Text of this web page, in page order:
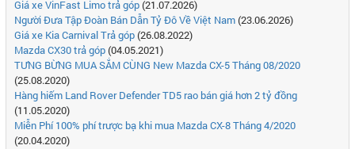
Giá xe VinFast Limo trả góp(21.07.2026)
Người Đưa Tập Đoàn Bán Dẫn Tỷ Đô Về Việt Nam(23.06.2026)
Giá xe Kia Carnival Trả góp(26.08.2022)
Mazda CX30 trả góp(04.05.2021)
TƯNG BỪNG MUA SẮM CÙNG New Mazda CX-5 Tháng 08/2020
(25.08.2020)
Hàng hiếm Land Rover Defender TD5 rao bán giá hơn 2 tỷ đồng
(11.05.2020)
Miễn Phí 100% phí trược bạ khi mua Mazda CX-8 Tháng 4/2020
(20.04.2020)